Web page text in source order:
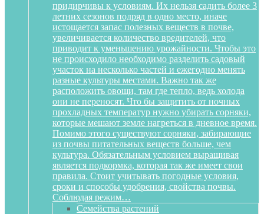
придирчивы к условиям. Их нельзя садить более 3
летних сезонов подряд в одно место, иначе
истощается запас полезных веществ в почве,
увеличивается количество вредителей, что
приводит к уменьшению урожайности. Чтобы это
не происходило необходимо разделить садовый
участок на несколько частей и ежегодно менять
разные культуры местами. Важно так же
расположить овощи, там где тепло, ведь холода
они не переносят. Что бы защитить от ночных
прохладных температур нужно убирать сорняки,
которые мешают земле нагреться в дневное время.
Помимо этого существуют сорняки, забирающие
из почвы питательных веществ больше, чем
культура. Обязательным условием выращивая
является подкормка, которая так же имеет свои
правила. Стоит учитывать погодные условия,
сроки и способы удобрения, свойства почвы.
Соблюдая режим…
Семейства растений